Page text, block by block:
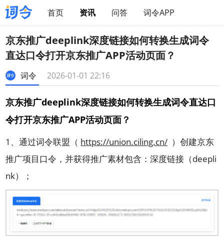
首页 资讯 问答 词令APP
京东推广deeplink深度链接如何转换生成词令
直达口令打开京东推广APP活动页面？
词令 2026-01-01 22:16
京东推广deeplink深度链接如何转换生成词令直达口
令打开京东推广APP活动页面？
1、通过词令联盟（ https://union.ciling.cn/ ）创建京东
推广项目口令，并获得推广素材包含：深度链接（deepli
nk）；